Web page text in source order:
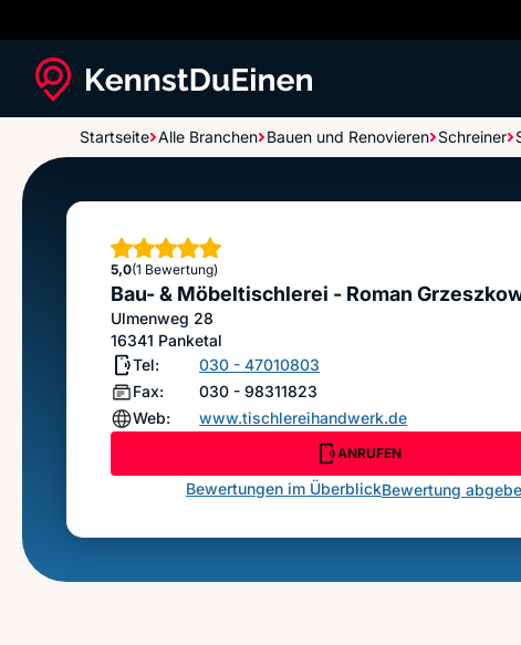
Startseite Alle Branchen Bauen und Renovieren Schreiner
Bau- & Möbeltischlerei - Roman Grzeszkowiak
5,0
Sterne
(1 Bewertung)
Bau- & Möbeltischlerei - Roman
Ulmenweg 28
16341 Panketal
Tel:
030 - 47010803
Fax:
030 - 98311823
Web:
www.tischlereihandwerk.de
ANRUFEN
Bewertungen im ÜberblickBewertung